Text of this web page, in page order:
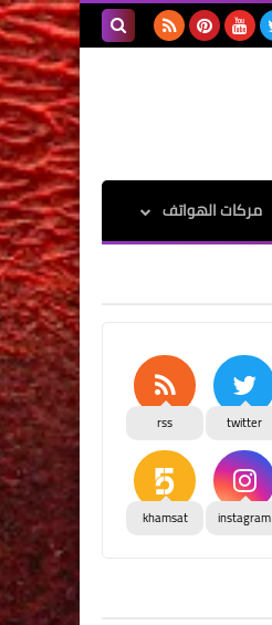
بحث هذه
الإلكترونية
مركات الهواتف
twitter
rss
instagram
khamsat